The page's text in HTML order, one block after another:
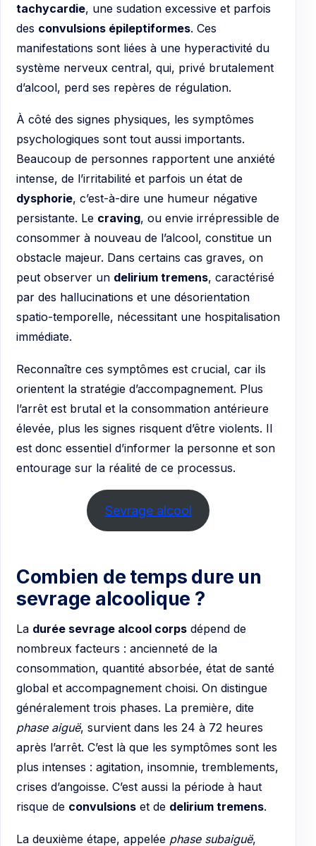
tachycardie, une sudation excessive et parfois
des convulsions épileptiformes. Ces
manifestations sont liées à une hyperactivité du
système nerveux central, qui, privé brutalement
d’alcool, perd ses repères de régulation.
À côté des signes physiques, les symptômes
psychologiques sont tout aussi importants.
Beaucoup de personnes rapportent une anxiété
intense, de l’irritabilité et parfois un état de
dysphorie, c’est-à-dire une humeur négative
persistante. Le craving, ou envie irrépressible de
consommer à nouveau de l’alcool, constitue un
obstacle majeur. Dans certains cas graves, on
peut observer un delirium tremens, caractérisé
par des hallucinations et une désorientation
spatio-temporelle, nécessitant une hospitalisation
immédiate.
Reconnaître ces symptômes est crucial, car ils
orientent la stratégie d’accompagnement. Plus
l’arrêt est brutal et la consommation antérieure
élevée, plus les signes risquent d’être violents. Il
est donc essentiel d’informer la personne et son
entourage sur la réalité de ce processus.
Sevrage alcool
Combien de temps dure un
sevrage alcoolique ?
La durée sevrage alcool corps dépend de
nombreux facteurs : ancienneté de la
consommation, quantité absorbée, état de santé
global et accompagnement choisi. On distingue
généralement trois phases. La première, dite
phase aiguë, survient dans les 24 à 72 heures
après l’arrêt. C’est là que les symptômes sont les
plus intenses : agitation, insomnie, tremblements,
crises d’angoisse. C’est aussi la période à haut
risque de convulsions et de delirium tremens.
La deuxième étape, appelée phase subaiguë,